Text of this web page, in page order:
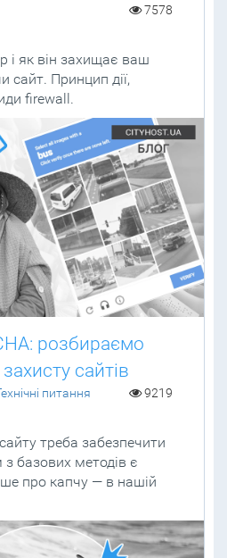
7578
і як він захищає ваш
сайт. Принцип дії,
firewall.
розбираємо
сайтів
питання 9219
треба забезпечити
з базових методів є
про капчу — в нашій